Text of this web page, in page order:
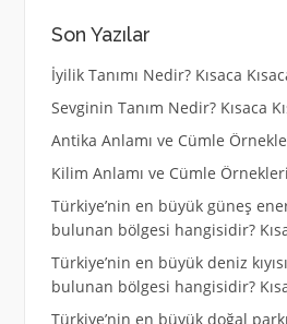
Son Yazılar
İyilik Tanımı Nedir? Kısaca
Sevginin Tanım Nedir? Kısaca
Antika Anlamı ve Cümle
Kilim Anlamı ve Cümle Örnekleri
Türkiye’nin en büyük güneş
bulunan bölgesi hangisidir?
Türkiye’nin en büyük deniz
bulunan bölgesi hangisidir?
Türkiye’nin en büyük doğal